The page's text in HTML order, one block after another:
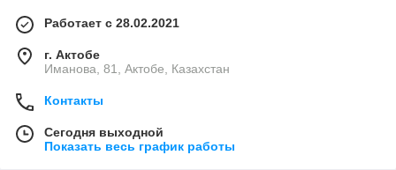
Работает с 28.02.2021
г. Актобе
Иманова, 81, Актобе, Казахстан
Контакты
Сегодня выходной
Показать весь график работы